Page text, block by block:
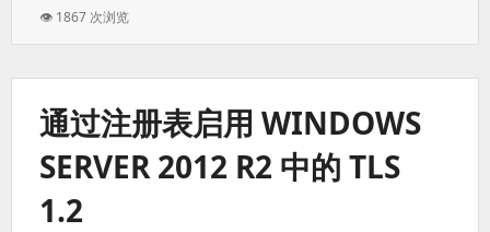
👁 1867 次浏览
通过注册表启用 WINDOWS
SERVER 2012 R2 中的 TLS
1.2